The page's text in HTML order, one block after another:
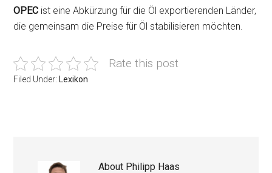
OPEC ist eine Abkürzung für die Öl exportierenden Länder,
die gemeinsam die Preise für Öl stabilisieren möchten.
Rate this post
Filed Under: Lexikon
About Philipp Haas